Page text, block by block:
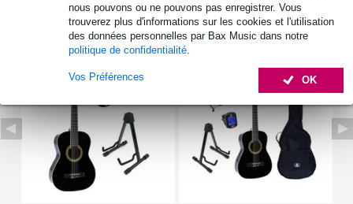
nous pouvons ou ne pouvons pas enregistrer. Vous
trouverez plus d'informations sur les cookies et l'utilisation
des données personnelles par Bax Music dans notre
politique de confidentialité
OK
Vos Préférences
Autres variantes (3)